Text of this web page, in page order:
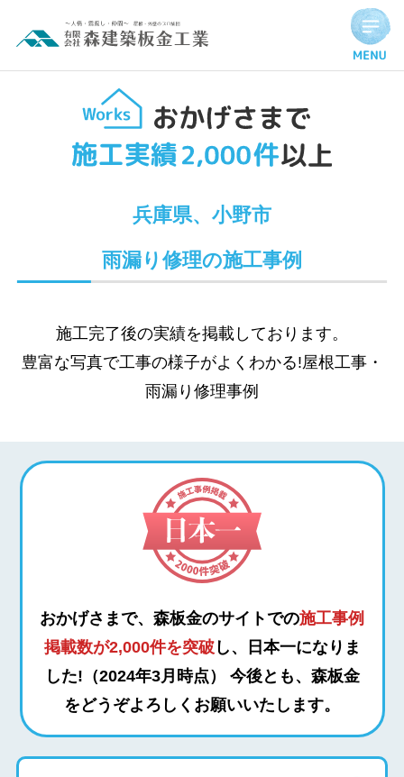
Hello world!
兵庫県、小野市
雨漏り修理の施工事例
施工完了後の実績を掲載しております。
豊富な写真で工事の様子がよくわかる!屋根工事・
雨漏り修理事例
おかげさまで、森板金のサイトでの施工事例
掲載数が2,000件を突破し、日本一になりま
した!（2024年3月時点）
今後とも、森板金
をどうぞよろしくお願いいたします。